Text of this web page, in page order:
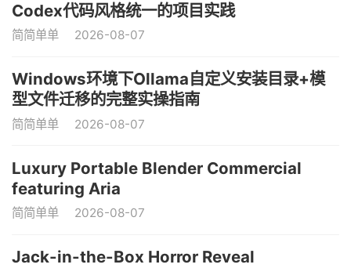
Codex代码风格统一的项目实践
简简单单 2026-08-07
Windows环境下Ollama自定义安装目录+模
型文件迁移的完整实操指南
简简单单 2026-08-07
Luxury Portable Blender Commercial
featuring Aria
简简单单 2026-08-07
Jack-in-the-Box Horror Reveal